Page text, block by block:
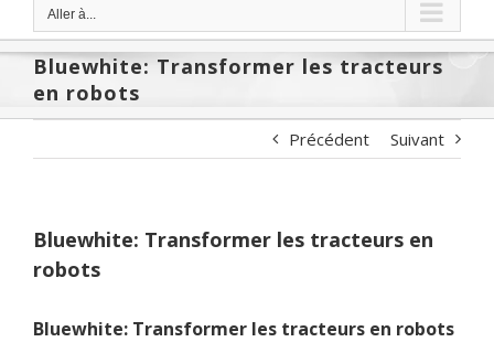
Aller à...
Bluewhite: Transformer les tracteurs
en robots
Précédent Suivant
Bluewhite: Transformer les tracteurs en
robots
Bluewhite: Transformer les tracteurs en robots